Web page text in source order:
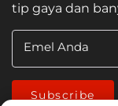
tip gaya dan
Emel Anda
Subscribe